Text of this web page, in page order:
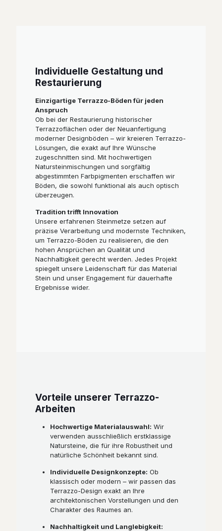
Individuelle Gestaltung und
Restaurierung
Einzigartige Terrazzo-Böden für jeden
Anspruch
Ob bei der Restaurierung historischer
Terrazzoflächen oder der Neuanfertigung
moderner Designböden – wir kreieren Terrazzo-
Lösungen, die exakt auf Ihre Wünsche
zugeschnitten sind. Mit hochwertigen
Natursteinmischungen und sorgfältig
abgestimmten Farbpigmenten erschaffen wir
Böden, die sowohl funktional als auch optisch
überzeugen.
Tradition trifft Innovation
Unsere erfahrenen Steinmetze setzen auf
präzise Verarbeitung und modernste Techniken,
um Terrazzo-Böden zu realisieren, die den
hohen Ansprüchen an Qualität und
Nachhaltigkeit gerecht werden. Jedes Projekt
spiegelt unsere Leidenschaft für das Material
Stein und unser Engagement für dauerhafte
Ergebnisse wider.
Vorteile unserer Terrazzo-
Arbeiten
Hochwertige Materialauswahl: Wir
verwenden ausschließlich erstklassige
Natursteine, die für ihre Robustheit und
natürliche Schönheit bekannt sind.
Individuelle Designkonzepte: Ob
klassisch oder modern – wir passen das
Terrazzo-Design exakt an Ihre
architektonischen Vorstellungen und den
Charakter des Raumes an.
Nachhaltigkeit und Langlebigkeit: